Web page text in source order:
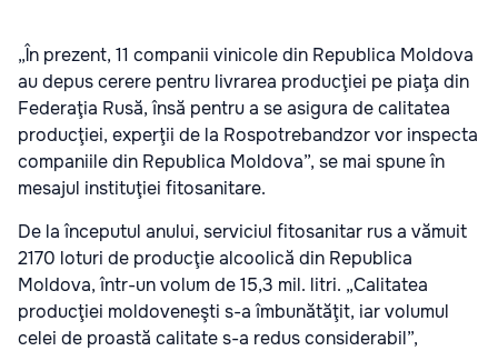
„În prezent, 11 companii vinicole din Republica Moldova
au depus cerere pentru livrarea producţiei pe piaţa din
Federaţia Rusă, însă pentru a se asigura de calitatea
producţiei, experţii de la Rospotrebandzor vor inspecta
companiile din Republica Moldova”, se mai spune în
mesajul instituţiei fitosanitare.
De la începutul anului, serviciul fitosanitar rus a vămuit
2170 loturi de producţie alcoolică din Republica
Moldova, într-un volum de 15,3 mil. litri. „Calitatea
producţiei moldoveneşti s-a îmbunătăţit, iar volumul
celei de proastă calitate s-a redus considerabil”,